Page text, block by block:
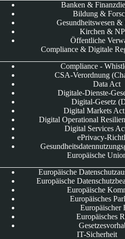
Banken &
Bildung &
Gesundheitswesen &
Kirchen &
Öffentliche
Compliance & Digitale
Compliance -
CSA-Verordnung
Data Act
Digitale-Dienste-
Digital-Gesetz
Digital Markets
Digital Operational
Digital Services
ePrivacy-
Europäische
Europäische
Europäische
Europäische
Europäisches
Europäischer
Europäisches
IT-Sicherheit